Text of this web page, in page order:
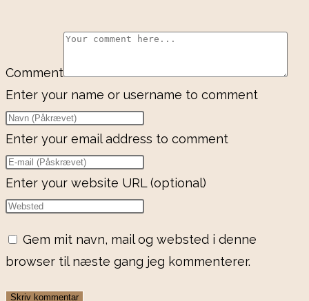
Comment
Enter your name or username to comment
Enter your email address to comment
Enter your website URL (optional)
Gem mit navn, mail og websted i denne
browser til næste gang jeg kommenterer.